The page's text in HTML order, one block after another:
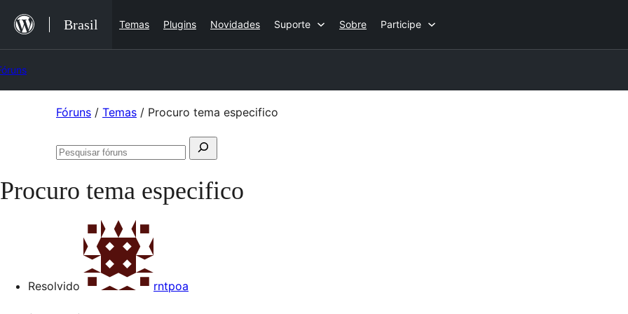
para
o
conteúdo
Brasil Temas Plugins Novidades Suporte Sobre Participe
Fóruns / Temas / Procuro tema especifico
Pesquisar
Pesquisar
Procuro tema especifico
Resolvido rntpoa